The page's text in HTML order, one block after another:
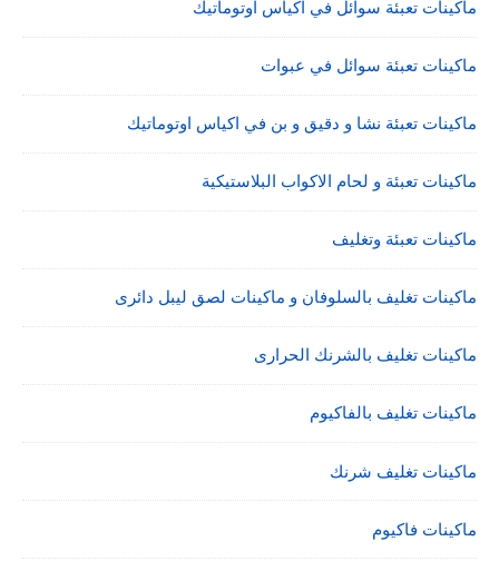
ماكينات تعبئة سوائل في اكياس اوتوماتيك
ماكينات تعبئة سوائل في عبوات
ماكينات تعبئة نشا و دقيق و بن في اكياس اوتوماتيك
ماكينات تعبئة و لحام الاكواب البلاستيكية
ماكينات تعبئة وتغليف
ماكينات تغليف بالسلوفان و ماكينات لصق ليبل دائرى
ماكينات تغليف بالشرنك الحرارى
ماكينات تغليف بالفاكيوم
ماكينات تغليف شرنك
ماكينات فاكيوم